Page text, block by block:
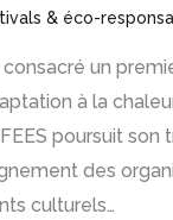
& éco-
un
à la
poursuit son
des
culturels…